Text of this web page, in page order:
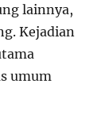
lainnya,
Kejadian
umum